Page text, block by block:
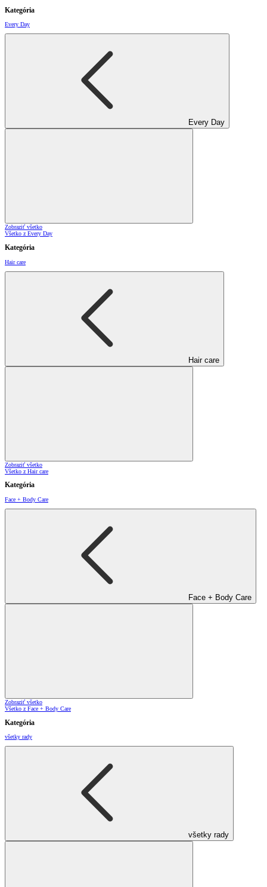
Kategória
Every Day
Every Day
Zobraziť všetko
Všetko z Every Day
Kategória
Hair care
Hair care
Zobraziť všetko
Všetko z Hair care
Kategória
Face + Body Care
Face + Body Care
Zobraziť všetko
Všetko z Face + Body Care
Kategória
všetky rady
všetky rady